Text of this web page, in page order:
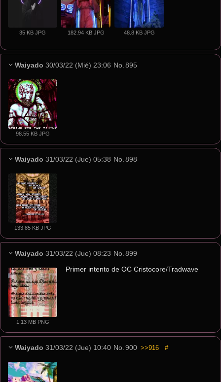
35 KB JPG 182.94 KB JPG 48.8 KB JPG
Waiyado 30/03/22 (Mié) 23:06 No. 895
98.55 KB JPG
Waiyado 31/03/22 (Jue) 05:38 No. 898
133.85 KB JPG
Waiyado 31/03/22 (Jue) 08:23 No. 899
1.13 MB PNG
Primer intento de OC Cristocore/Tradwave
Waiyado 31/03/22 (Jue) 10:40 No. 900 >>916 #